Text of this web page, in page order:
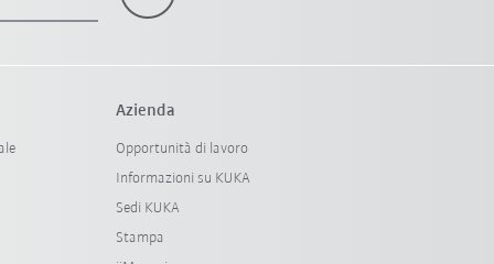
Azienda
Opportunità di lavoro
Informazioni su KUKA
Sedi KUKA
Stampa